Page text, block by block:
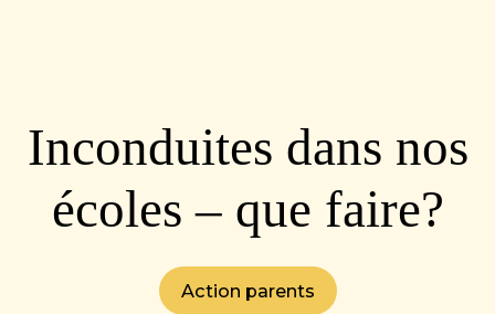
Inconduites dans nos
écoles – que faire?
Action parents